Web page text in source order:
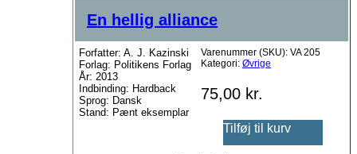
En hellig alliance
Forfatter: A. J. Kazinski
Forlag: Politikens Forlag
År: 2013
Indbinding: Hardback
Sprog: Dansk
Stand: Pænt eksemplar
Varenummer (SKU): VA 205
Kategori: Øvrige
75,00 kr.
Tilføj til kurv